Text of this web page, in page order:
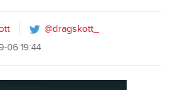
@dragskott_
06 19:44